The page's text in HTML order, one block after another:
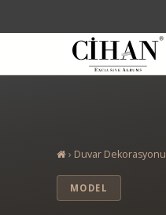
› Duvar Dekorasyonu
MODEL